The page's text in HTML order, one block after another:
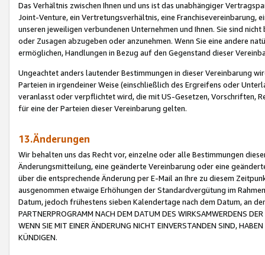
Das Verhältnis zwischen Ihnen und uns ist das unabhängiger
Joint-Venture, ein Vertretungsverhältnis, eine Franchisevereinbarung,
unseren jeweiligen verbundenen Unternehmen und Ihnen. Sie sind
oder Zusagen abzugeben oder anzunehmen. Wenn Sie eine andere
ermöglichen, Handlungen in Bezug auf den Gegenstand dieser
Ungeachtet anders lautender Bestimmungen in dieser Vereinbarung
Parteien in irgendeiner Weise (einschließlich des Ergreifens oder
veranlasst oder verpflichtet wird, die mit US-Gesetzen, Vorschriften,
für eine der Parteien dieser Vereinbarung gelten.
13.Änderungen
Wir behalten uns das Recht vor, einzelne oder alle Bestimmungen
Änderungsmitteilung, eine geänderte Vereinbarung oder eine
über die entsprechende Änderung per E-Mail an Ihre zu diesem
ausgenommen etwaige Erhöhungen der Standardvergütung im
Datum, jedoch frühestens sieben Kalendertage nach dem Datum, an
PARTNERPROGRAMM NACH DEM DATUM DES WIRKSAMWERDENS
WENN SIE MIT EINER ÄNDERUNG NICHT EINVERSTANDEN SIND,
KÜNDIGEN.